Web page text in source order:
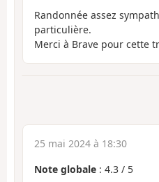
Randonnée assez
particulière.
Merci à Brave pour cette
25 mai 2024 à 18:30
Note globale : 4.3 / 5